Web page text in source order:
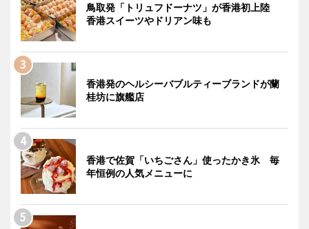
鳥取発「トリュフドーナツ」が香港初上陸
香港スイーツやドリアン味も
香港発のヘルシーバブルティーブランドが蘭
桂坊に旗艦店
香港で佐賀「いちごさん」使ったかき氷 毎
年恒例の人気メニューに